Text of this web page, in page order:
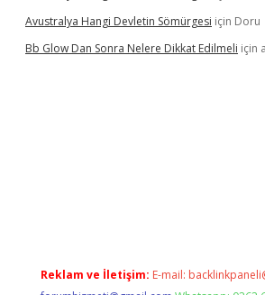
Avustralya Hangi Devletin Sömürgesi için Doru
Bb Glow Dan Sonra Nelere Dikkat Edilmeli için
Reklam ve İletişim: E-mail: